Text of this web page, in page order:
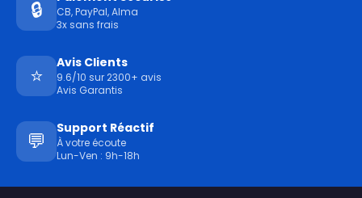
🔒
CB, PayPal, Alma
3x sans frais
⭐
Avis Clients
9.6/10 sur 2300+ avis
Avis Garantis
💬
Support Réactif
À votre écoute
Lun-Ven : 9h-18h